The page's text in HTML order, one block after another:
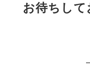
お待ちし